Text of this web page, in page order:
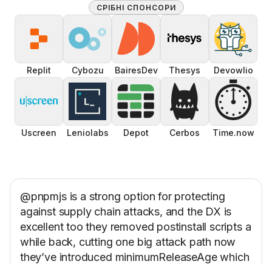
СРІБНІ СПОНСОРИ
Replit Cybozu BairesDev Thesys Devowlio
Uscreen Leniolabs Depot Cerbos
⏱️
Time.now
@pnpmjs is a strong option for protecting
against supply chain attacks, and the DX is
excellent too they removed postinstall scripts a
while back, cutting one big attack path now
they’ve introduced minimumReleaseAge which